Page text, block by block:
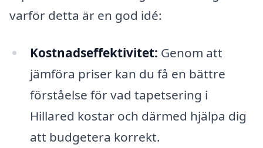
varför detta är en god idé:
Kostnadseffektivitet: Genom att
jämföra priser kan du få en bättre
förståelse för vad tapetsering i
Hillared kostar och därmed hjälpa dig
att budgetera korrekt.